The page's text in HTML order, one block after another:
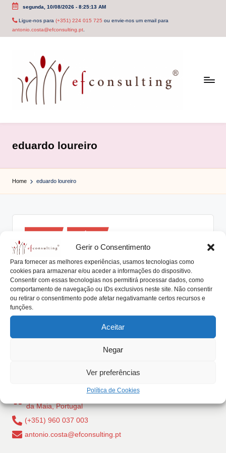
Gerir o Consentimento
Para fornecer as melhores experiências, usamos tecnologias como
cookies para armazenar e/ou aceder a informações do dispositivo.
Consentir com essas tecnologias nos permitirá processar dados, como
comportamento de navegação ou IDs exclusivos neste site. Não consentir
ou retirar o consentimento pode afetar negativamante certos recursos e
funções.
Aceitar
Negar
Ver preferências
Política de Cookies
Skip
segunda, 10/08/2026- 8:25:13 AM
Ligue-nos para (+351) 224 015 725 ou envie-nos um email para
antonio.costa@efconsulting.pt.
c
o
n
u
lt
i
n
g
.
p
t
eduardo loureiro
Home eduardo loureiro
Posted
in
A família envolve-se no negócio
familiar
by
António Nogueira da Costa Outubro 20, 2017
A grande maioria das empresas familiares tem em
comum o facto de envolverem as pessoas…
Rua Dr Carlos Pires Felgueiras, 206 - 1, 4470-157 Cidade
da Maia, Portugal
(+351) 960 037 003
antonio.costa@efconsulting.pt